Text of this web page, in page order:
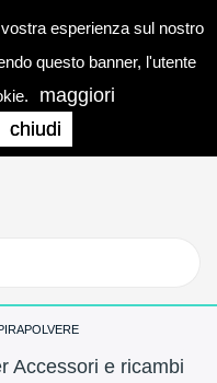
esperienza sul nostro
questo banner, l'utente
maggiori
chiudi
0
Accessori e ricambi